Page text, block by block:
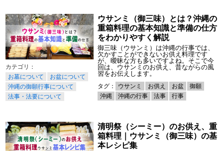
お墓について
お盆について
沖縄の御願行事について
法事・法要について
ウサンミ（御三味）とは？沖縄の
重箱料理の基本知識と準備の仕方
をわかりやすく解説
御三味（ウサンミ）は沖縄の行事では、
欠かすことができないお供え料理です
が、曖昧な方も多いですよね。そこで今
回は、ウサンミのお供え、昔ながらの風
習をお伝えします。
タグ： ウサンミ お供え お盆
御願
沖縄
沖縄の行事 法事 行事
清明祭（シーミー）のお供え、重
箱料理｜ウサンミ（御三味）の基
本レシピ集